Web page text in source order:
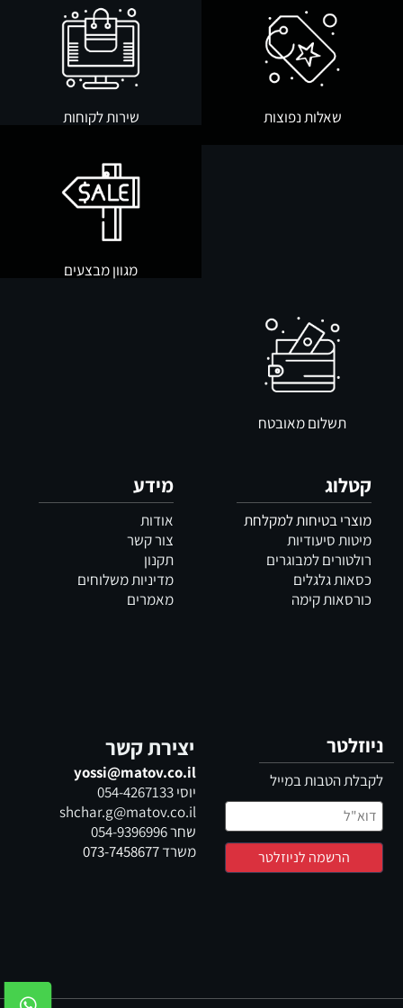
שאלות נפוצות שירות לקוחות
מגוון מבצעים
תשלום מאובטח
קטלוג
מוצרי בטיחות למקלחת
מיטות סיעודיות
רולטורים למבוגרים
כסאות גלגלים
כורסאות קימה
מידע
אודות
צור קשר
תקנון
מדיניות משלוחים
מאמרים
ניוזלטר
לקבלת הטבות במייל
יצירת קשר
yossi@matov.co.il
יוסי054-4267133
shchar.g@matov.co.il
שחר054-9396996
משרד073-7458677